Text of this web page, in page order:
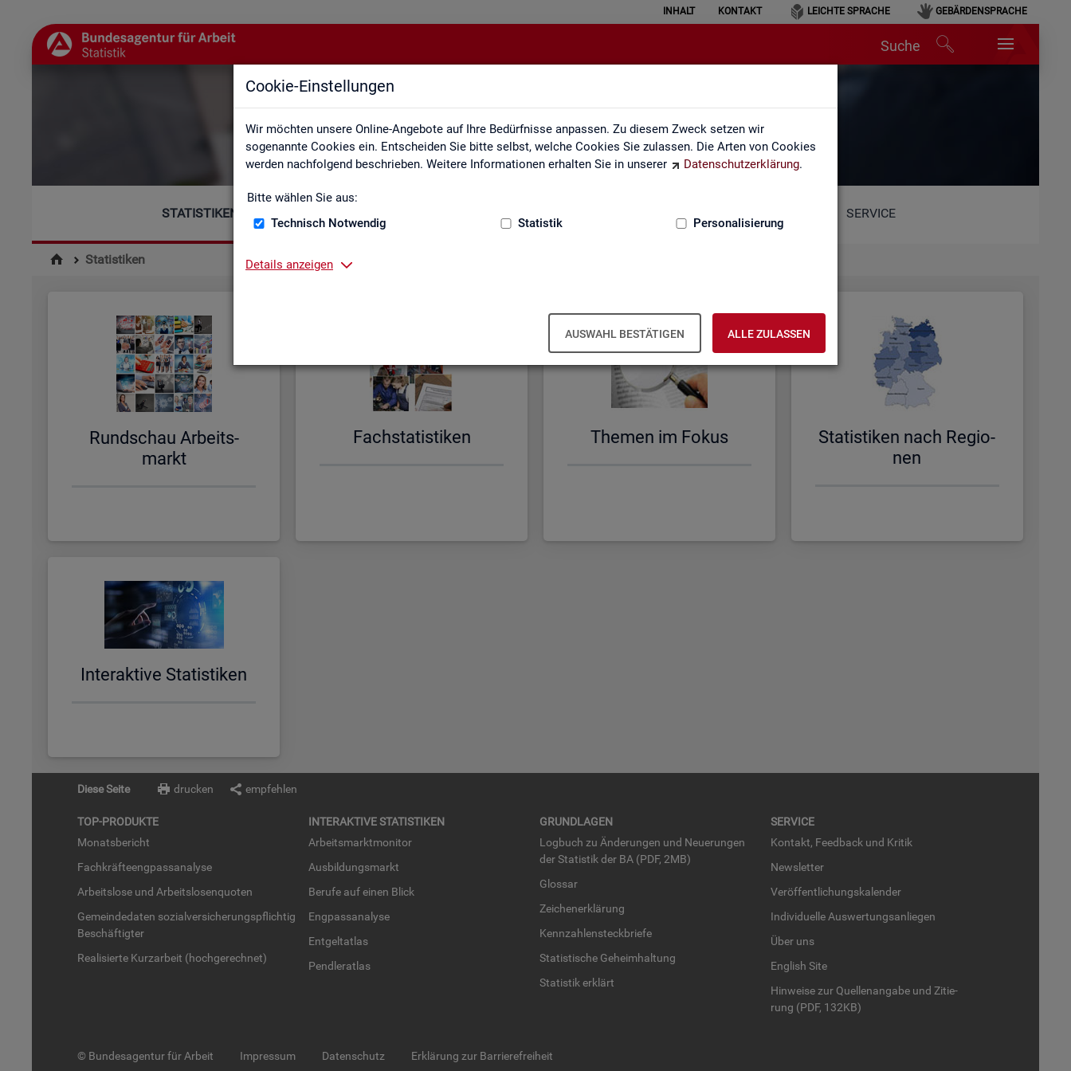
Cookie-Einstellungen
Wir möchten unsere Online-Angebote auf Ihre Bedürfnisse anpassen. Zu diesem Zweck setzen wir
sogenannte Cookies ein. Entscheiden Sie bitte selbst, welche Cookies Sie zulassen. Die Arten von Cookies
werden nachfolgend beschrieben. Weitere Informationen erhalten Sie in unserer
Datenschutzerklärung.
Bitte wählen Sie aus:
Technisch Notwendig
Statistik Personalisierung
Details anzeigen
AUSWAHL BESTÄTIGEN ALLE ZULASSEN
INHALT KONTAKT LEICHTE SPRACHE GEBÄRDENSPRACHE
Suche
Statistiken
STATISTIKEN SERVICE
Statistiken
Rund­schau Ar­beits­
markt
Fach­sta­tis­ti­ken The­men im Fokus
Sta­tis­ti­ken nach Re­gio­
nen
In­ter­ak­ti­ve Sta­tis­ti­ken
Diese Seite drucken empfehlen
TOP-PRO­DUK­TE
Mo­nats­be­richt
Fach­kräf­te­eng­pass­ana­ly­se
Ar­beits­lo­se und Ar­beits­lo­sen­quo­ten
Ge­mein­de­da­ten so­zi­al­ver­si­che­rungs­pflich­tig
Be­schäf­tig­ter
Rea­li­sier­te Kurz­ar­beit (hoch­ge­rech­net)
IN­TER­AK­TI­VE STA­TIS­TI­KEN
Ar­beits­markt­mo­ni­tor
Aus­bil­dungs­markt
Be­ru­fe auf einen Blick
Eng­pass­ana­ly­se
Ent­gel­t­at­las
Pend­ler­at­las
GRUND­LA­GEN
Log­buch zu Än­de­run­gen und Neue­run­gen
der Sta­tis­tik der BA (PDF, 2MB)
Glos­sar
Zei­chen­er­klä­rung
Kenn­zah­len­steck­brie­fe
Sta­tis­ti­sche Ge­heim­hal­tung
Sta­tis­tik er­klärt
SER­VICE
Kon­takt, Feed­back und Kri­tik
News­let­ter
Ver­öf­fent­li­chungs­ka­len­der
In­di­vi­du­el­le Aus­wer­tungs­an­lie­gen
Über uns
English Site
Hin­wei­se zur Quel­len­an­ga­be und Zi­tie­
rung (PDF, 132KB)
© Bundesagentur für Arbeit Impressum Datenschutz Erklärung zur Barrierefreiheit